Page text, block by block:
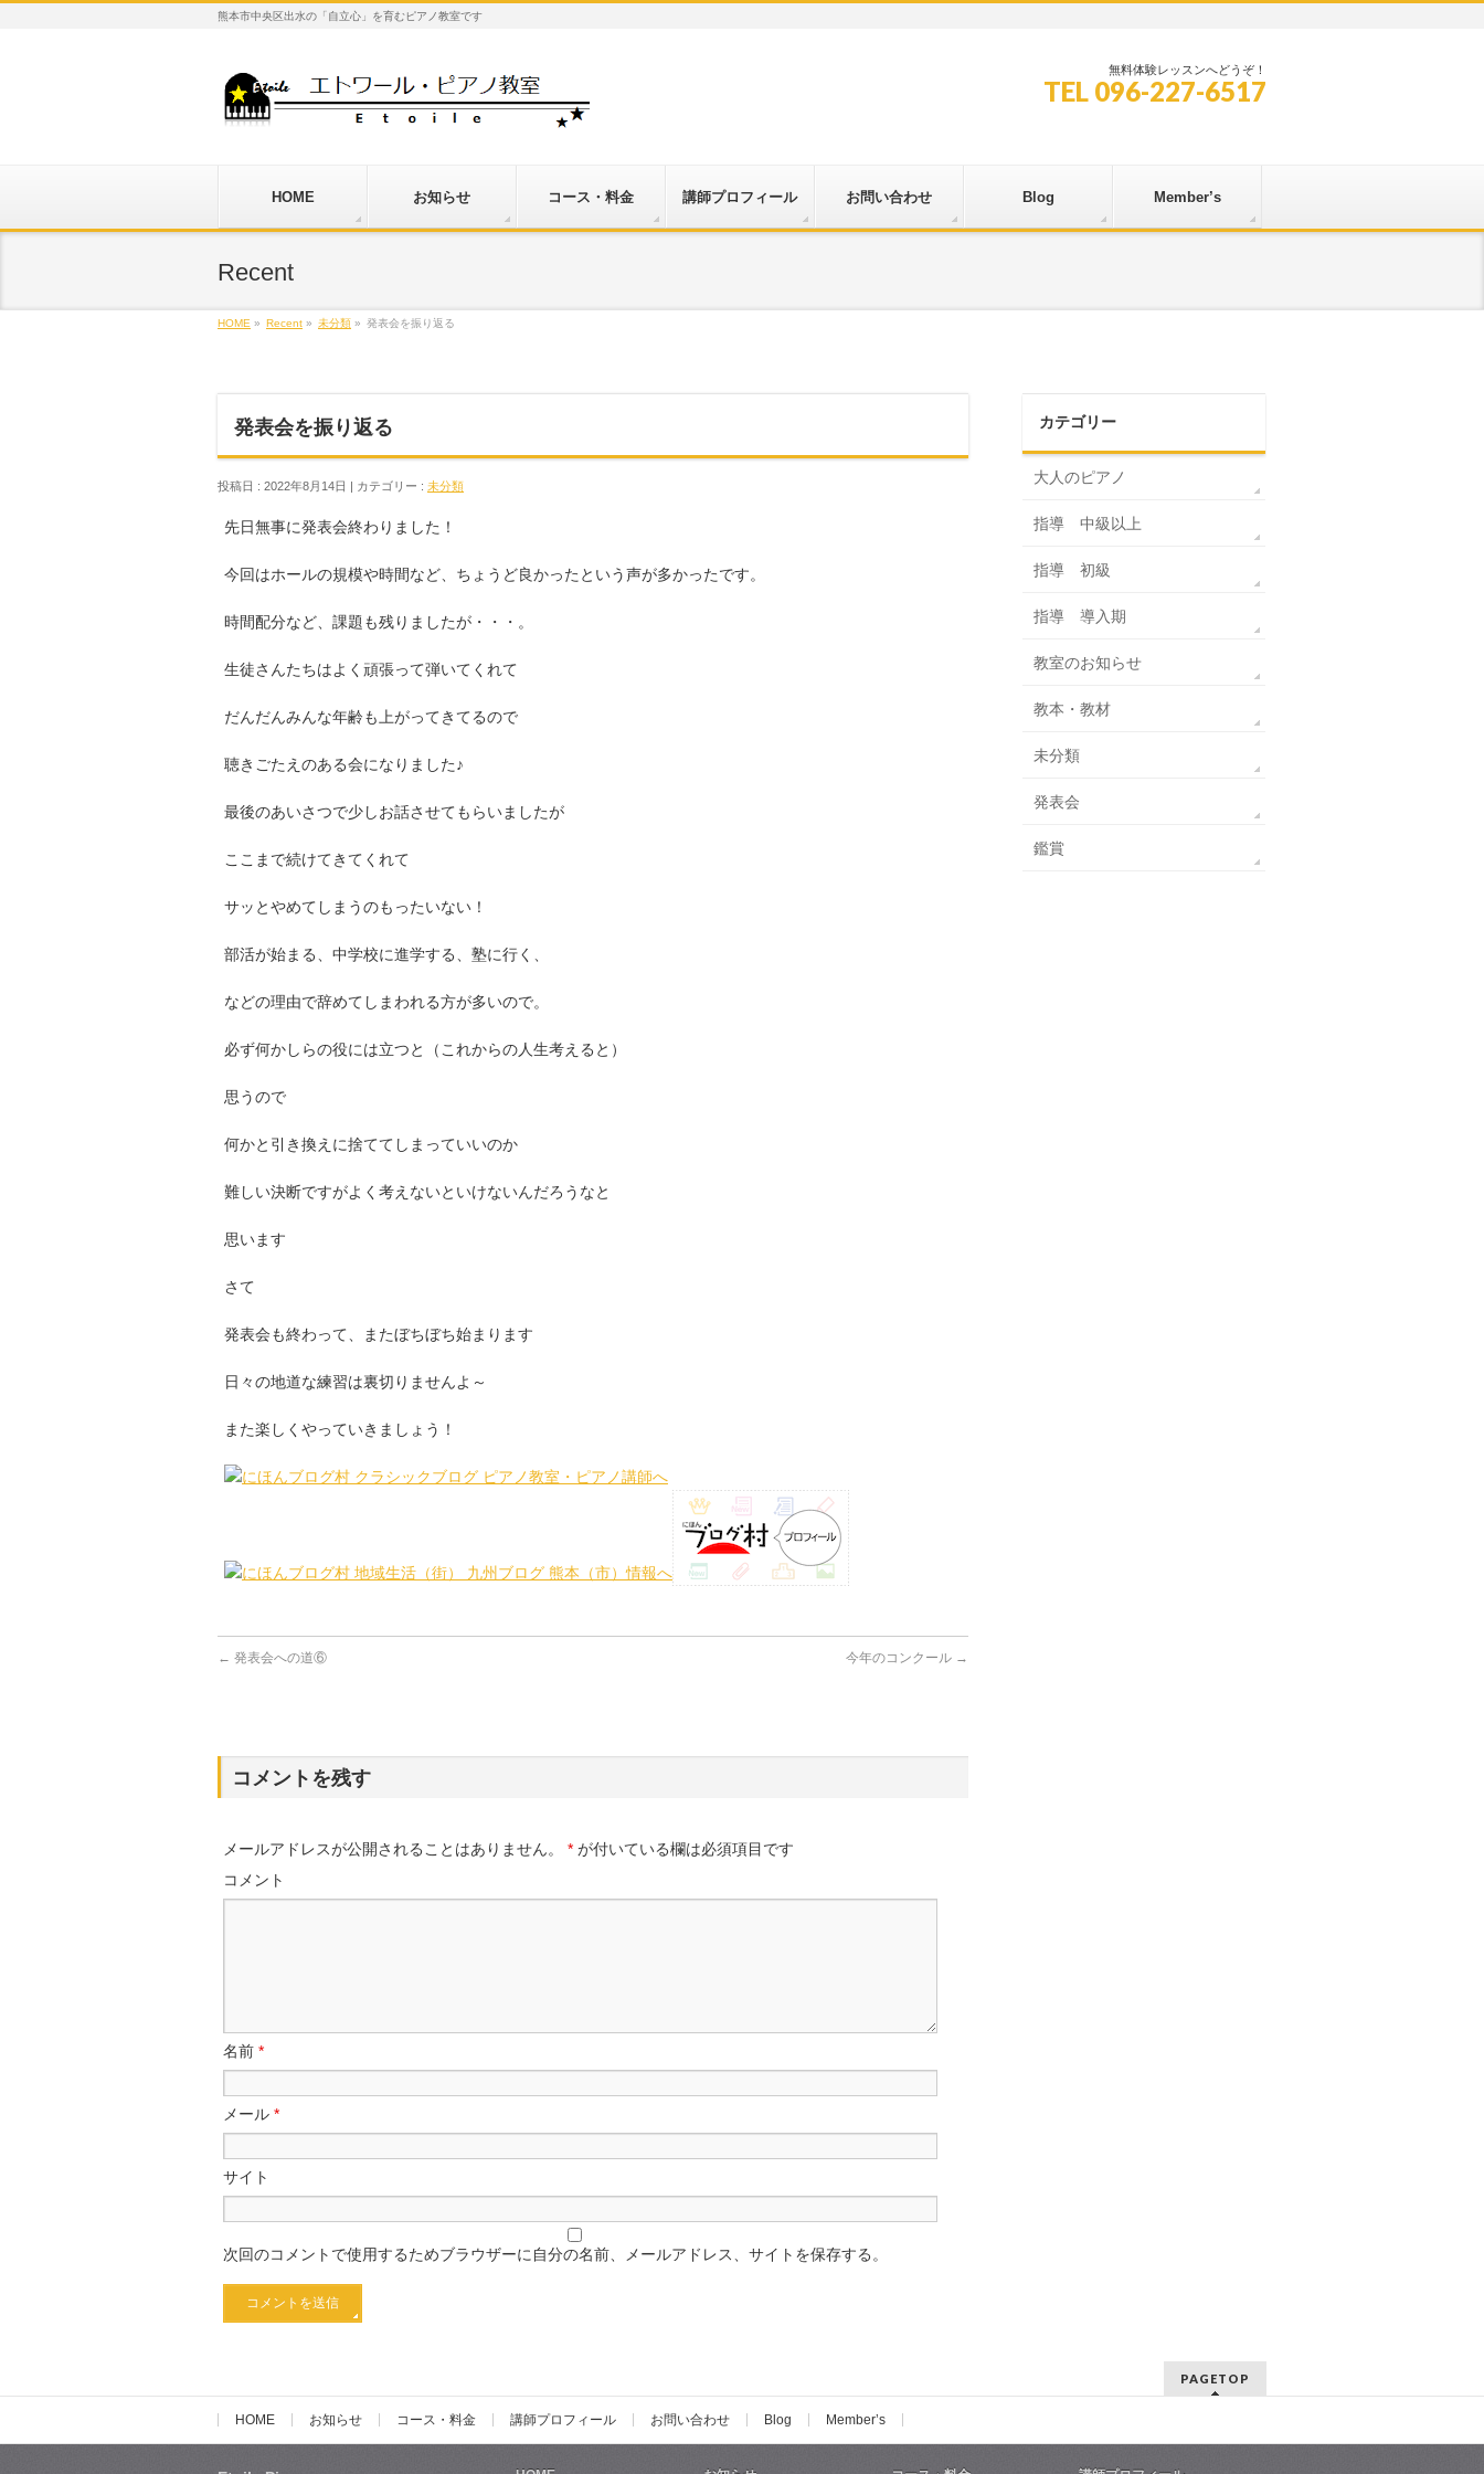
熊本市中央区出水の「自立心」を育むピアノ教室です
無料体験レッスンへどうぞ！
TEL 096-227-6517
HOME お知らせ コース・料金 講師プロフィール お問い合わせ Blog Member’s
Recent
HOME » Recent » 未分類 » 発表会を振り返る
発表会を振り返る
投稿日 : 2022年8月14日 | カテゴリー : 未分類
先日無事に発表会終わりました！
今回はホールの規模や時間など、ちょうど良かったという声が多かったです。
時間配分など、課題も残りましたが・・・。
生徒さんたちはよく頑張って弾いてくれて
だんだんみんな年齢も上がってきてるので
聴きごたえのある会になりました♪
最後のあいさつで少しお話させてもらいましたが
ここまで続けてきてくれて
サッとやめてしまうのもったいない！
部活が始まる、中学校に進学する、塾に行く、
などの理由で辞めてしまわれる方が多いので。
必ず何かしらの役には立つと（これからの人生考えると）
思うので
何かと引き換えに捨ててしまっていいのか
難しい決断ですがよく考えないといけないんだろうなと
思います
さて
発表会も終わって、またぼちぼち始まります
日々の地道な練習は裏切りませんよ～
また楽しくやっていきましょう！
← 発表会への道⑥ 今年のコンクール →
コメントを残す
メールアドレスが公開されることはありません。 * が付いている欄は必須項目です
コメント
名前 *
メール *
サイト
次回のコメントで使用するためブラウザーに自分の名前、メールアドレス、サイトを保存する。
カテゴリー
大人のピアノ
指導 中級以上
指導 初級
指導 導入期
教室のお知らせ
教本・教材
未分類
発表会
鑑賞
PAGETOP
HOME お知らせ コース・料金 講師プロフィール お問い合わせ Blog Member’s